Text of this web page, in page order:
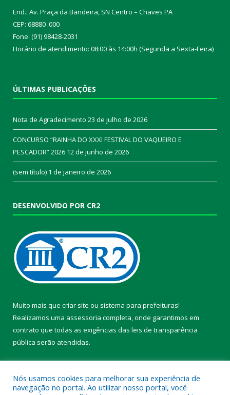
End.: Av. Praça da Bandeira, SN Centro – Chaves PA
CEP: 68880 .000
Fone: (91) 98428-2031
Horário de atendimento: 08:00 às 14:00h (Segunda a Sexta-Feira)
ÚLTIMAS PUBLICAÇÕES
Nota de Agradecimento 23 de julho de 2026
CONCURSO “RAINHA DO XXXI FESTIVAL DO VAQUEIRO E
PESCADOR” 2026 12 de junho de 2026
(sem título) 1 de janeiro de 2026
DESENVOLVIDO POR CR2
Muito mais que criar site ou sistema para prefeituras!
Realizamos uma assessoria completa, onde garantimos em
contrato que todas as exigências das leis de transparência
pública serão atendidas.
Nós usamos cookies para melhorar sua experiência de
navegação no portal. Ao utilizar nosso portal, você